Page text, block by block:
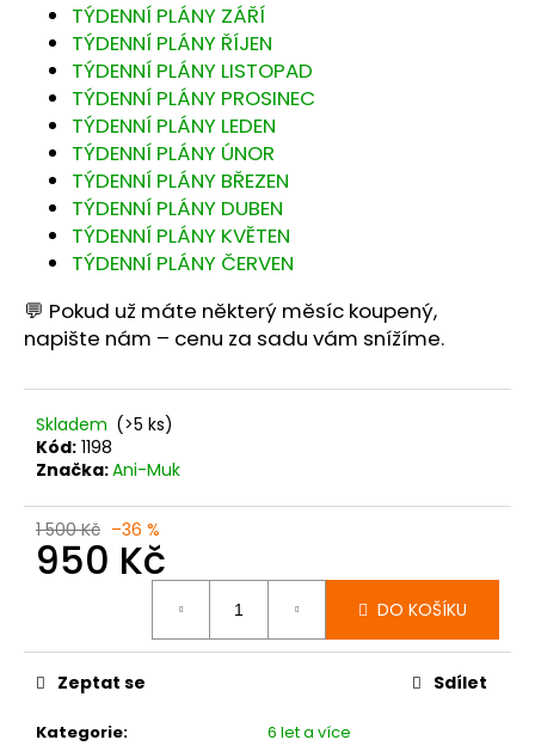
TÝDENNÍ PLÁNY ZÁŘÍ
TÝDENNÍ PLÁNY ŘÍJEN
TÝDENNÍ PLÁNY LISTOPAD
TÝDENNÍ PLÁNY PROSINEC
TÝDENNÍ PLÁNY LEDEN
TÝDENNÍ PLÁNY ÚNOR
TÝDENNÍ PLÁNY BŘEZEN
TÝDENNÍ PLÁNY DUBEN
TÝDENNÍ PLÁNY KVĚTEN
TÝDENNÍ PLÁNY ČERVEN
💬 Pokud už máte některý měsíc koupený,
napište nám – cenu za sadu vám snížíme.
Skladem (>5 ks)
Kód: 1198
Značka:Ani-Muk
1 500 Kč –36 %
950 Kč
DO KOŠÍKU
Kategorie: 6 let a více
Zeptat se Sdílet